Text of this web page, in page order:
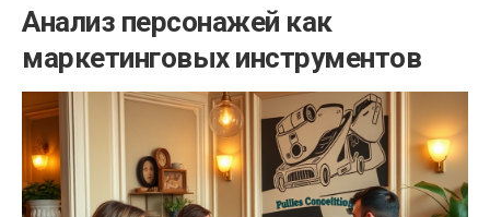
Анализ персонажей как
маркетинговых инструментов